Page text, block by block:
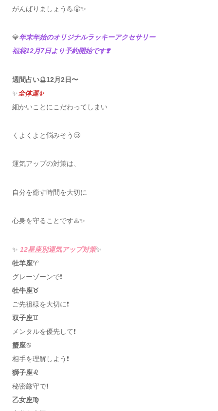
がんばりましょう💪😤✨
💎年末年始のオリジナルラッキーアクセサリー
福袋12月7日より予約開始です❣️
週間占い🔮12月2日〜
✨全体運✨
細かいことにこだわってしまい
くよくよと悩みそう🥲
運気アップの対策は、
自分を癒す時間を大切に
心身を守ることです♨️✨
✨ 12星座別運気アップ対策✨
牡羊座♈️
グレーゾーンで❗️
牡牛座♉️
ご先祖様を大切に❗️
双子座♊️
メンタルを優先して❗️
蟹座♋️
相手を理解しよう❗️
獅子座♌️
秘密厳守で❗️
乙女座♍️